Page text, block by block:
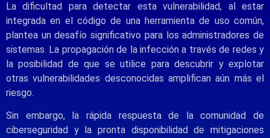
La dificultad para detectar esta vulnerabilidad, al estar
integrada en el código de una herramienta de uso común,
plantea un desafío significativo para los administradores de
sistemas. La propagación de la infección a través de redes y
la posibilidad de que se utilice para descubrir y explotar
otras vulnerabilidades desconocidas amplifican aún más el
riesgo.
Sin embargo, la rápida respuesta de la comunidad de
ciberseguridad y la pronta disponibilidad de mitigaciones